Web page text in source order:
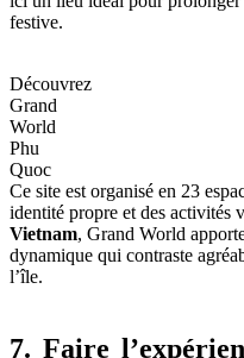
festive.
Découvrez
Grand
World
Phu
Quoc
Ce site est organisé en 23
identité propre et des activités
Vietnam, Grand World
dynamique qui contraste
l’île.
7. Faire